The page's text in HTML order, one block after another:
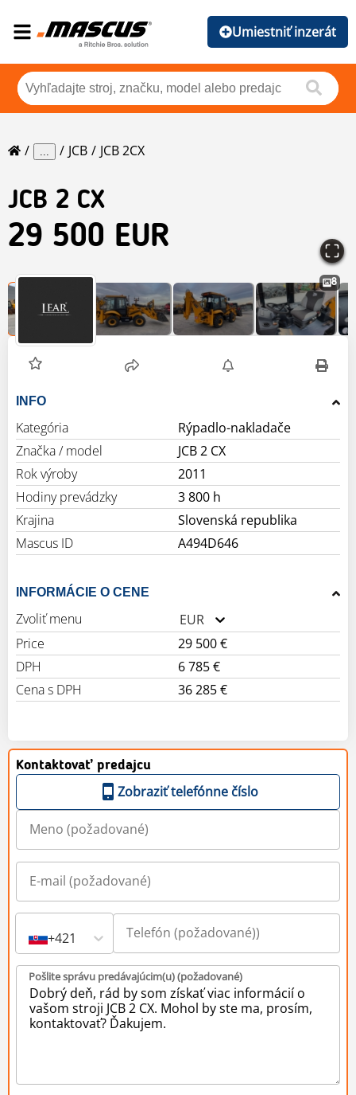
Umiestniť inzerát
... JCB JCB 2CX
JCB 2 CX
29 500 EUR
8
INFO
Kategória
Rýpadlo-nakladače
Značka / model
JCB 2 CX
Rok výroby
2011
Hodiny prevádzky
3 800 h
Krajina
Slovenská republika
Mascus ID
A494D646
INFORMÁCIE O CENE
Zvoliť menu
EUR
Price
29 500 €
DPH
6 785 €
Cena s DPH
36 285 €
Kontaktovať predajcu
Zobraziť telefónne číslo
+421
Pošlite správu predávajúcim(u) (požadované)